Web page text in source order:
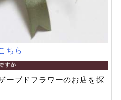
ちら
ーブドフラワーのお店を探